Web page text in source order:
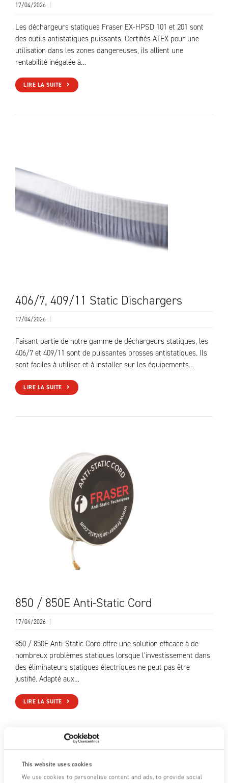
This website uses cookies
We use cookies to personalise content and ads, to provide social
17/04/2026
Les déchargeurs statiques Fraser EX-HPSD 101 et 201 sont
des outils antistatiques puissants. Certifiés ATEX pour une
utilisation dans les zones dangereuses, ils allient une
rentabilité inégalée à…
LIRE LA SUITE
406/7, 409/11 Static Dischargers
17/04/2026
Faisant partie de notre gamme de déchargeurs statiques, les
406/7 et 409/11 sont de puissantes brosses antistatiques. Ils
sont faciles à utiliser et à installer sur les équipements…
LIRE LA SUITE
850 / 850E Anti-Static Cord
17/04/2026
850 / 850E Anti-Static Cord offre une solution efficace à de
nombreux problèmes statiques lorsque l’investissement dans
des éliminateurs statiques électriques ne peut pas être
justifié. Adapté aux…
LIRE LA SUITE